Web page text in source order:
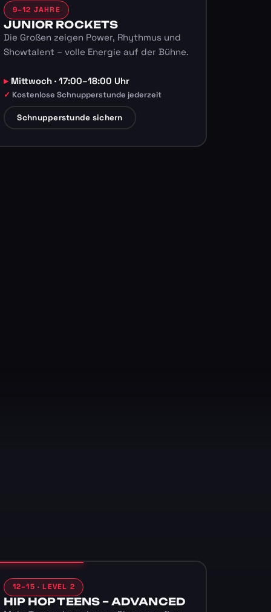
9–12 JAHRE
JUNIOR ROCKETS
Die Großen zeigen Power, Rhythmus und
Showtalent – volle Energie auf der Bühne.
Mittwoch · 17:00–18:00 Uhr
Kostenlose Schnupperstunde jederzeit
Schnupperstunde sichern
12–15 · LEVEL 2
HIP HOP TEENS – ADVANCED